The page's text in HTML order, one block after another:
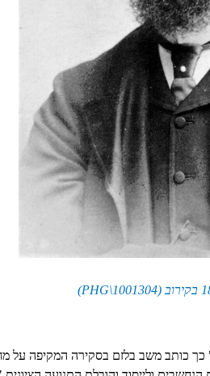
PHG\1001304
)
כותב משב בלזם בסקירה המקיפה על